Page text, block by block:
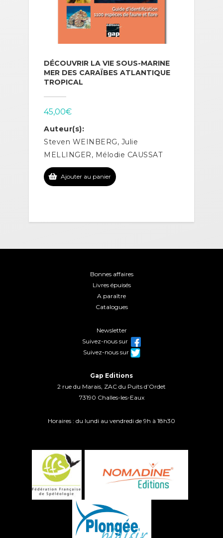
DÉCOUVRIR LA VIE SOUS-MARINE
MER DES CARAÏBES ATLANTIQUE
TROPICAL
45,00€
Auteur(s):
Steven WEINBERG, Julie
MELLINGER, Mélodie CAUSSAT
Ajouter au panier
Bonnes affaires
Livres épuisés
A paraître
Catalogues
Newsletter
Suivez-nous sur
Suivez-nous sur
Gap Editions
2 rue du Marais, ZAC du Puits d’Ordet
73190 Challes-les-Eaux
Horaires : du lundi au vendredi de 9h à 18h30